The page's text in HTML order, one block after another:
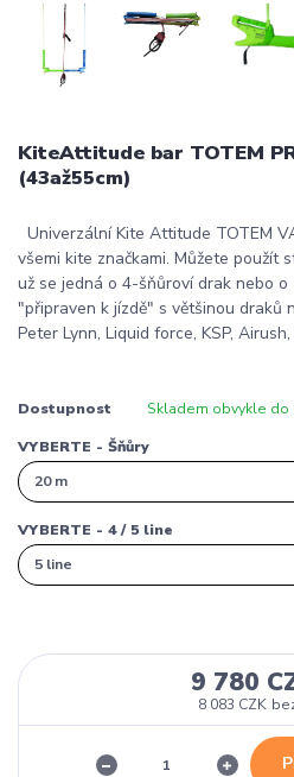
KiteAttitude bar TOTEM
(43až55cm)
Univerzální Kite Attitude TOTEM
všemi kite značkami. Můžete použít
už se jedná o 4-šňůroví drak nebo
"připraven k jízdě" s většinou draků
Peter Lynn, Liquid force, KSP,
Dostupnost Skladem obvykle do
VYBERTE - Šňůry
VYBERTE - 4 / 5 line
9 780
8 083 CZK